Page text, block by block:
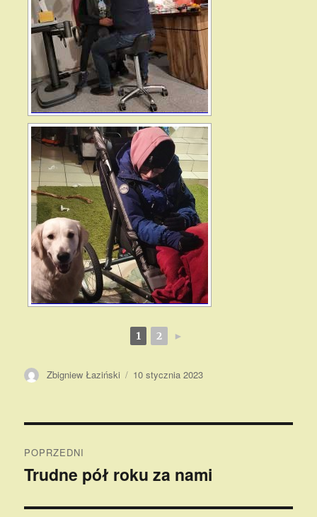
1 2 ►
Autor
Zbigniew Łaziński Opublikowano
10 stycznia 2023
wpisu
POPRZEDNI
Poprzedni
Trudne pół roku za nami